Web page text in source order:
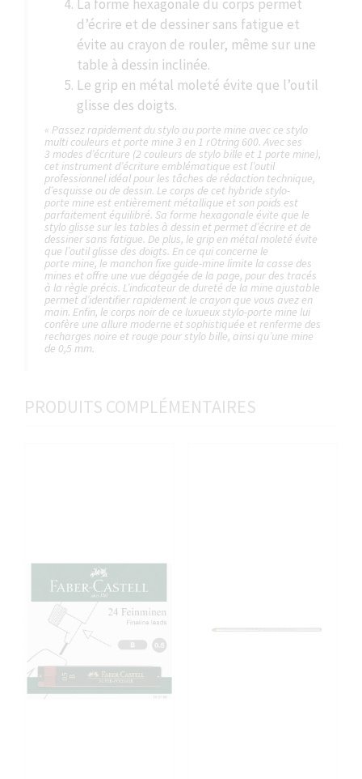
La forme hexagonale du corps permet
d’écrire et de dessiner sans fatigue et
évite au crayon de rouler, même sur une
table à dessin inclinée.
Le grip en métal moleté évite que l’outil
glisse des doigts.
« Passez rapidement du stylo au porte mine avec ce stylo
multi couleurs et porte mine 3 en 1 rOtring 600. Avec ses
3 modes d’écriture (2 couleurs de stylo bille et 1 porte mine),
cet instrument d’écriture emblématique est l’outil
professionnel idéal pour les tâches de rédaction technique,
d’esquisse ou de dessin. Le corps de cet hybride stylo-
porte mine est entièrement métallique et son poids est
parfaitement équilibré. Sa forme hexagonale évite que le
stylo glisse sur les tables à dessin et permet d’écrire et de
dessiner sans fatigue. De plus, le grip en métal moleté évite
que l’outil glisse des doigts. En ce qui concerne le
porte mine, le manchon fixe guide-mine limite la casse des
mines et offre une vue dégagée de la page, pour des tracés
à la règle précis. L’indicateur de dureté de la mine ajustable
permet d’identifier rapidement le crayon que vous avez en
main. Enfin, le corps noir de ce luxueux stylo-porte mine lui
confère une allure moderne et sophistiquée et renferme des
recharges noire et rouge pour stylo bille, ainsi qu’une mine
de 0,5 mm.
PRODUITS COMPLÉMENTAIRES